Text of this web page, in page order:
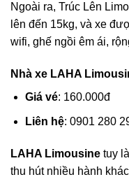
Ngoài ra, Trúc Lên
lên đến 15kg, và xe
wifi, ghế ngồi êm ái,
Nhà xe LAHA
Giá vé: 160.000đ
Liên hệ: 0901 280
LAHA Limousine tuy
thu hút nhiều hành